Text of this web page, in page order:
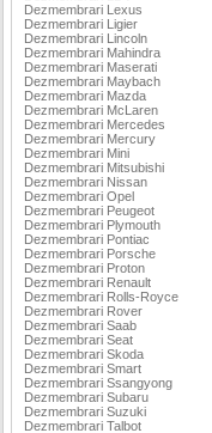
Dezmembrari Lexus
Dezmembrari Ligier
Dezmembrari Lincoln
Dezmembrari Mahindra
Dezmembrari Maserati
Dezmembrari Maybach
Dezmembrari Mazda
Dezmembrari McLaren
Dezmembrari Mercedes
Dezmembrari Mercury
Dezmembrari Mini
Dezmembrari Mitsubishi
Dezmembrari Nissan
Dezmembrari Opel
Dezmembrari Peugeot
Dezmembrari Plymouth
Dezmembrari Pontiac
Dezmembrari Porsche
Dezmembrari Proton
Dezmembrari Renault
Dezmembrari Rolls-Royce
Dezmembrari Rover
Dezmembrari Saab
Dezmembrari Seat
Dezmembrari Skoda
Dezmembrari Smart
Dezmembrari Ssangyong
Dezmembrari Subaru
Dezmembrari Suzuki
Dezmembrari Talbot